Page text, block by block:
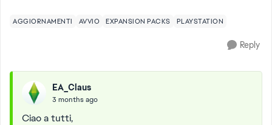
AGGIORNAMENTI AVVIO EXPANSION PACKS PLAYSTATION
Reply
EA_Claus
3 months ago
Ciao a tutti,